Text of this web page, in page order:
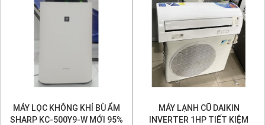
MÁY LỌC KHÔNG KHÍ BÙ ẨM
SHARP KC-500Y9-W MỚI 95%
MÁY LẠNH CŨ DAIKIN
INVERTER 1HP TIẾT KIỆM